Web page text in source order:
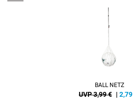
BALL NETZ
UVP 3,99 € | 2,79